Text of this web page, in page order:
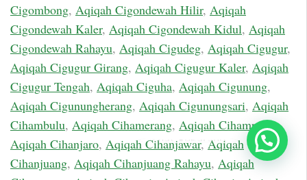
Cigombong, Aqiqah Cigondewah Hilir, Aqiqah
Cigondewah Kaler, Aqiqah Cigondewah Kidul, Aqiqah
Cigondewah Rahayu, Aqiqah Cigudeg, Aqiqah Cigugur,
Aqiqah Cigugur Girang, Aqiqah Cigugur Kaler, Aqiqah
Cigugur Tengah, Aqiqah Ciguha, Aqiqah Cigunung,
Aqiqah Cigunungherang, Aqiqah Cigunungsari, Aqiqah
Cihambulu, Aqiqah Cihamerang, Aqiqah Cihampelas,
Aqiqah Cihanjaro, Aqiqah Cihanjawar, Aqiqah
Cihanjuang, Aqiqah Cihanjuang Rahayu, Aqiqah
Chat Sekarang